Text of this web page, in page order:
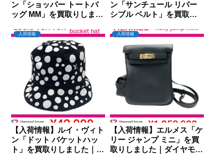
ン「ショッパー トートバ
ッグ MM」を買取りしまし
ン「サンチュール リバー
シブル ベルト」を買取り
ブン
入荷情報
【入荷情報】ルイ・ヴィト
ン「ドット バケットハッ
ト」を買取りしました｜ダ
入荷情報
【入荷情報】エルメス「ケ
リー ジャンプ ミニ」を買
取りしました｜ダイヤモン